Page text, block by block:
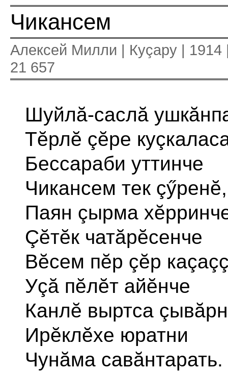
Чикансем
Алексей Милли | Куçару |
21 657
Шуйлă-саслă
Тĕрлĕ çĕре
Бессараби уттинче
Чикансем тек çӳренĕ,
Паян çырма
Çĕтĕк чатăрĕсенче
Вĕсем пĕр çĕр
Уçă пĕлĕт айĕнче
Канлĕ выртса
Ирĕклĕхе юратни
Чунăма савăнтарать.